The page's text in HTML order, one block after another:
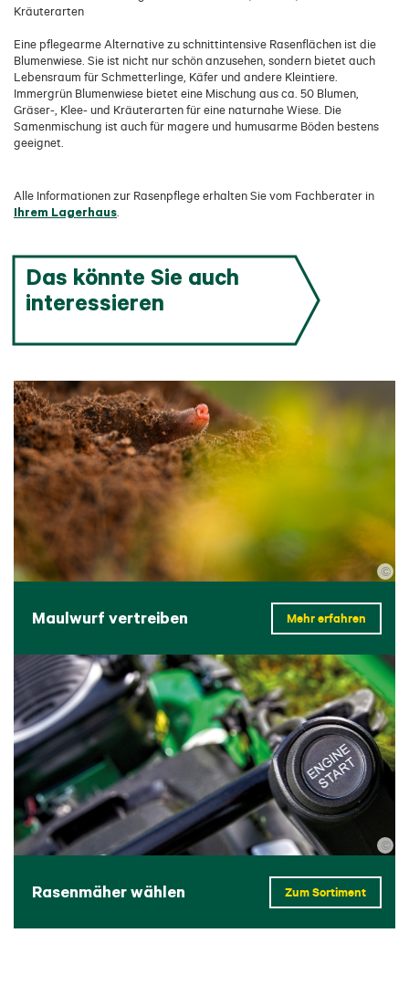
Kräuterarten
Eine pflegearme Alternative zu schnittintensive Rasenflächen ist die
Blumenwiese. Sie ist nicht nur schön anzusehen, sondern bietet auch
Lebensraum für Schmetterlinge, Käfer und andere Kleintiere.
Immergrün Blumenwiese bietet eine Mischung aus ca. 50 Blumen,
Gräser-, Klee- und Kräuterarten für eine naturnahe Wiese. Die
Samenmischung ist auch für magere und humusarme Böden bestens
geeignet.
Alle Informationen zur Rasenpflege erhalten Sie vom Fachberater in
Ihrem Lagerhaus.
Das könnte Sie auch
interessieren
Maulwurf vertreiben Mehr erfahren
©
Rasenmäher wählen Zum Sortiment
©